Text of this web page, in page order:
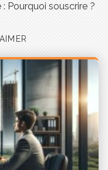
Pourquoi souscrire ?